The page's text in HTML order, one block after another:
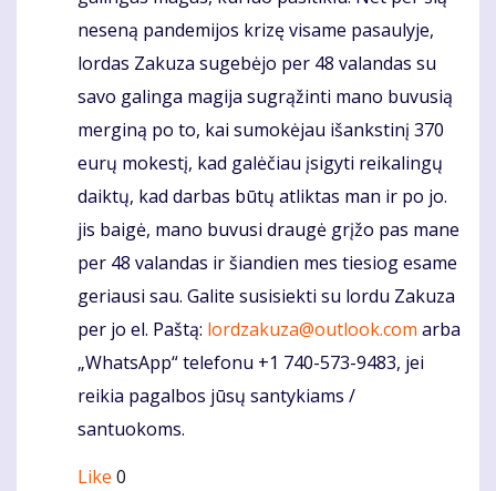
neseną pandemijos krizę visame pasaulyje,
lordas Zakuza sugebėjo per 48 valandas su
savo galinga magija sugrąžinti mano buvusią
merginą po to, kai sumokėjau išankstinį 370
eurų mokestį, kad galėčiau įsigyti reikalingų
daiktų, kad darbas būtų atliktas man ir po jo.
jis baigė, mano buvusi draugė grįžo pas mane
per 48 valandas ir šiandien mes tiesiog esame
geriausi sau. Galite susisiekti su lordu Zakuza
per jo el. Paštą: lordzakuza@outlook.com arba
„WhatsApp“ telefonu +1 740-573-9483, jei
reikia pagalbos jūsų santykiams /
santuokoms.
Like 0